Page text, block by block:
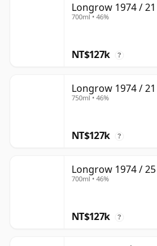
Longrow 1974 /
700ml • 46%
NT$127k ?
Longrow 1974 /
750ml • 46%
NT$127k ?
Longrow 1974 /
700ml • 46%
NT$127k ?